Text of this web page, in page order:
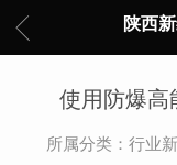
陕西
使用防爆高
所属分类：行业